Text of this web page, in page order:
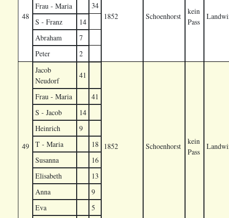
48 1852 Schoenhorst
kein
Pass
Frau - Maria
34
S - Franz
14
Abraham
7
Peter
2
49
Jacob
Neudorf
41
1852 Schoenhorst
kein
Pass
Frau - Maria
41
S - Jacob
14
Heinrich
9
T - Maria
18
Susanna
16
Elisabeth
13
Anna
9
Eva
5